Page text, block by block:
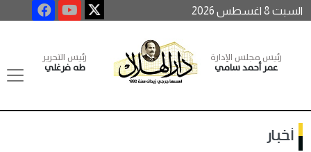
السبت 8 اغسطس 2026
رئيس مجلس الإدارة
عمر أحمد سامي
رئيس التحرير
طه فرغلي
أخبار